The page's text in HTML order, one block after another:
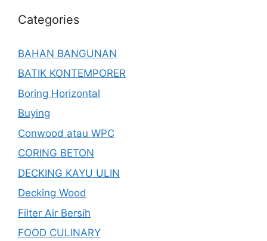
Categories
BAHAN BANGUNAN
BATIK KONTEMPORER
Boring Horizontal
Buying
Conwood atau WPC
CORING BETON
DECKING KAYU ULIN
Decking Wood
Filter Air Bersih
FOOD CULINARY